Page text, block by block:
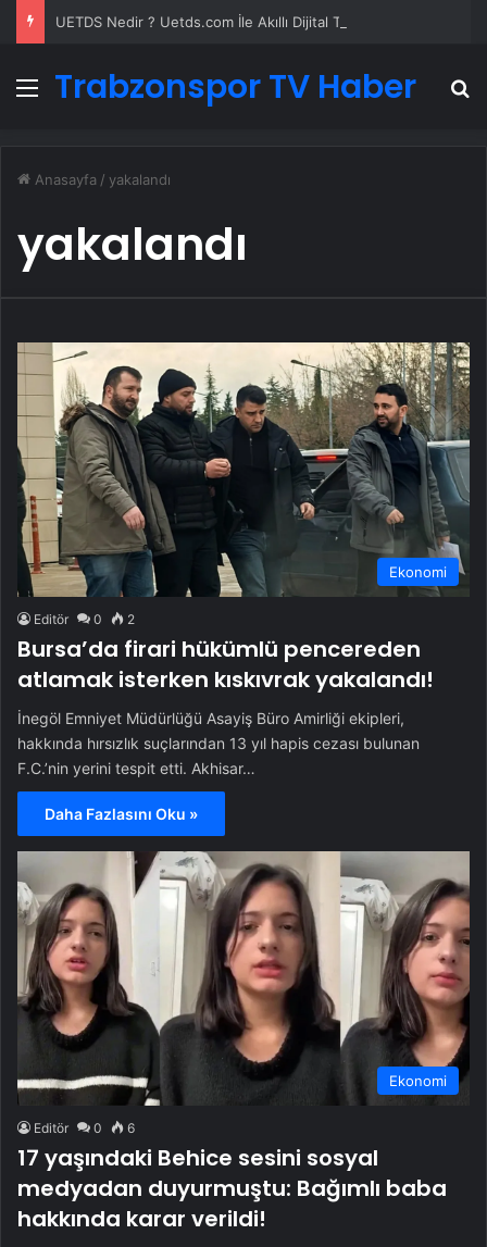
Menü
Trabzonspor TV Haber
Anasayfa / yakalandı
yakalandı
Ekonomi
Editör 0 2
Bursa’da firari hükümlü pencereden
atlamak isterken kıskıvrak yakalandı!
İnegöl Emniyet Müdürlüğü Asayiş Büro Amirliği ekipleri,
hakkında hırsızlık suçlarından 13 yıl hapis cezası bulunan
F.C.’nin yerini tespit etti. Akhisar…
Daha Fazlasını Oku »
Ekonomi
Editör 0 6
17 yaşındaki Behice sesini sosyal
medyadan duyurmuştu: Bağımlı baba
hakkında karar verildi!